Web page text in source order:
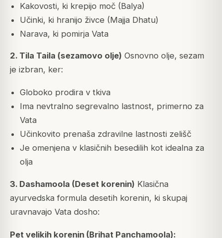
Kakovosti, ki krepijo moč (Balya)
Učinki, ki hranijo živce (Majja Dhatu)
Narava, ki pomirja Vata
2. Tila Taila (sezamovo olje) Osnovno olje, sezam
je izbran, ker:
Globoko prodira v tkiva
Ima nevtralno segrevalno lastnost, primerno za
Vata
Učinkovito prenaša zdravilne lastnosti zelišč
Je omenjena v klasičnih besedilih kot idealna za
olja
3. Dashamoola (Deset korenin) Klasična
ayurvedska formula desetih korenin, ki skupaj
uravnavajo Vata dosho:
Pet velikih korenin (Brihat Panchamoola):